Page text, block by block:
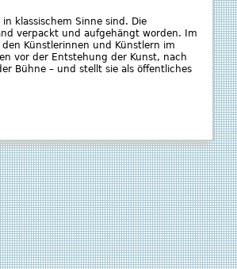
klassischem Sinne sind. Die
verpackt und aufgehängt worden. Im
Künstlerinnen und Künstlern im
vor der Entstehung der Kunst, nach
Bühne – und stellt sie als öffentliches